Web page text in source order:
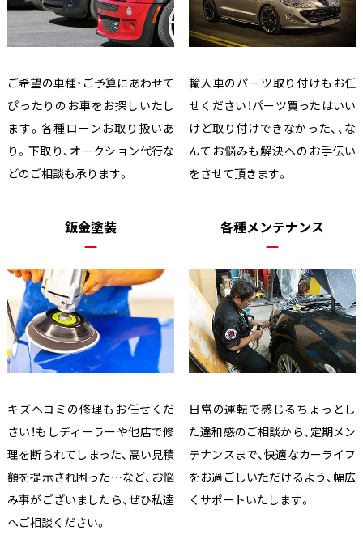
ご希望の車種・ご予算にあわせて
ぴったりのお車をお探しいたし
ます。各種ローンお取り扱いあ
り。下取り、オークション代行な
どのご相談も承ります。
輸入車のパーツ取り付けもお任
せください！パーツ買ったはいい
けど取り付けできなかった、、な
んてお悩みも解決へのお手伝い
をさせて頂きます。
鈑金塗装
キズヘコミの修理もお任せくだ
さい！もしディーラーや他店で修
理を断られてしまった、高い見積
額を提示され困った…など、お悩
み事がございましたら、ぜひ私達
へご相談ください。
各種メンテナンス
日常の運転で感じるちょっとし
た違和感のご相談から、定期メン
テナンスまで、快適なカーライフ
をお過ごしいただけるよう、幅広
くサポートいたします。